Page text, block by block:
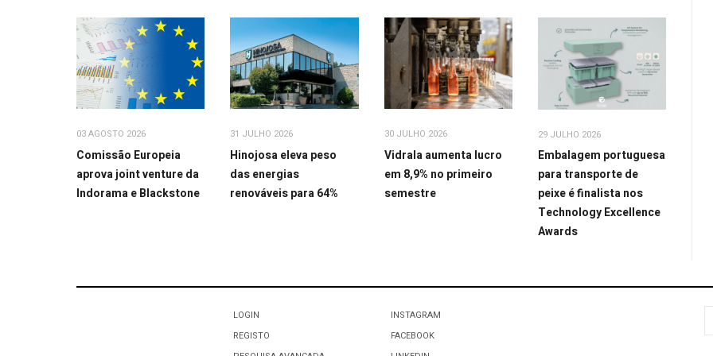
03 AGOSTO 2026
Comissão Europeia
aprova joint venture da
Indorama e Blackstone
31 JULHO 2026
Hinojosa eleva peso
das energias
renováveis para 64%
30 JULHO 2026
Vidrala aumenta lucro
em 8,9% no primeiro
semestre
29 JULHO 2026
Embalagem portuguesa
para transporte de
peixe é finalista nos
Technology Excellence
Awards
LOGIN
REGISTO
INSTAGRAM
FACEBOOK